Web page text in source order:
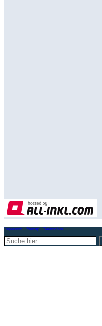
Impressum – Sitemap – Datenschutz